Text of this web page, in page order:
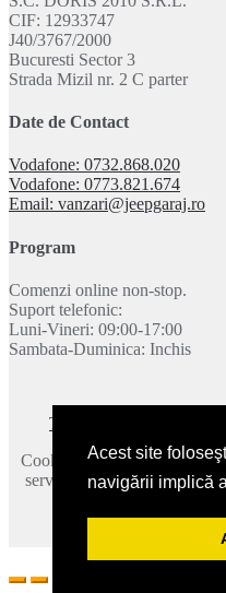
Acest site
navigării implică
CIF: 12933747
J40/3767/2000
Bucuresti Sector 3
Strada Mizil nr. 2 C parter
Date de Contact
Vodafone: 0732.868.020
Vodafone: 0773.821.674
Email: vanzari@jeepgaraj.ro
Program
Comenzi online non-stop.
Suport telefonic:
Luni-Vineri: 09:00-17:00
Sambata-Duminica: Inchis
Termeni si conditii
Cookie-urile ne ajuta sa
servicii, acceptati modul in
2026 © JeepGaraj.ro